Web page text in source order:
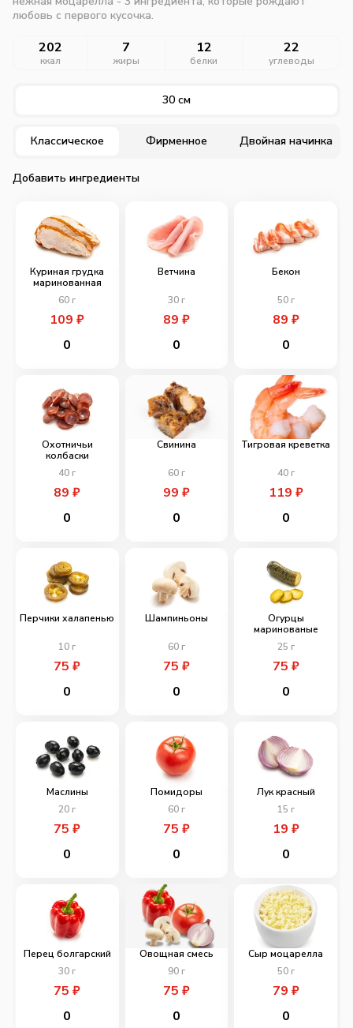
любовь с первого кусочка.
202
ккал
7
жиры
12
белки
22
углеводы
30 см
Классическое Фирменное Двойная начинка
Добавить ингредиенты
Куриная грудка
маринованная
60 г
109₽
0
Ветчина
30г
89 ₽
0
Бекон
50г
89 ₽
0
Охотничьи
колбаски
40 г
89₽
0
Свинина
60г
99 ₽
0
Тигровая креветка
40г
119 ₽
0
Перчики халапенью
10 г
75₽
0
Шампиньоны
60г
75 ₽
0
Огурцы
маринованые
25 г
75 ₽
0
Маслины
20 г
75₽
0
Помидоры
60г
75 ₽
0
Лук красный
15 г
19 ₽
0
Перец болгарский
30 г
75₽
0
Овощная смесь
90г
75 ₽
0
Сыр моцарелла
50г
79 ₽
0